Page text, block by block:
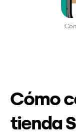
Cómo
tienda